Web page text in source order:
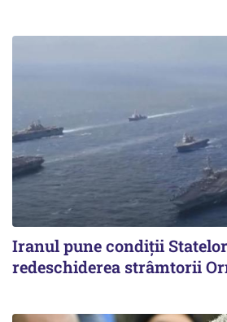
Iranul pune condiții
redeschiderea strâmtorii